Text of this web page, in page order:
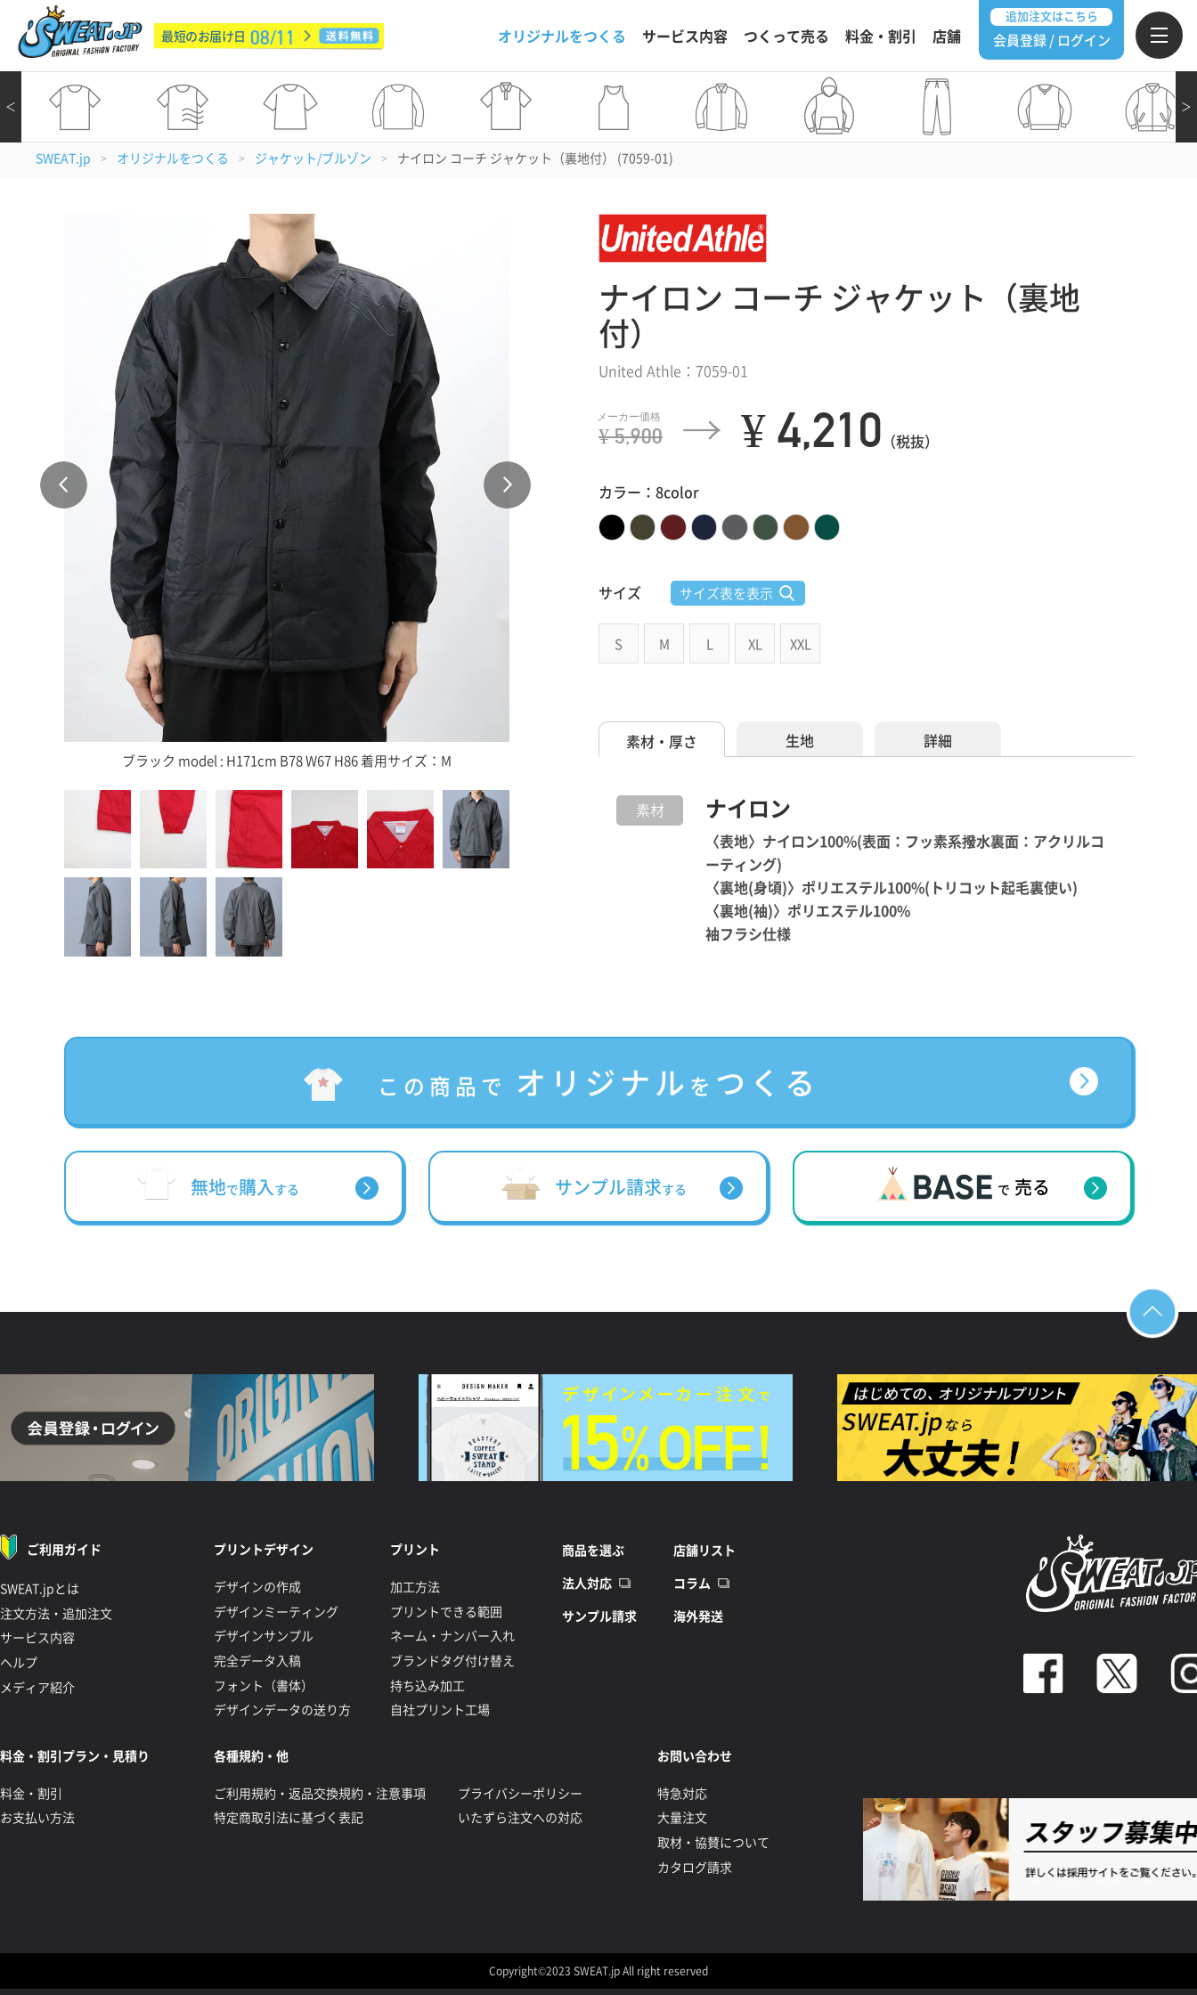
最短のお届け日 08/11 オリジナルをつくる サービス内容 つくって売る 料金・割引 店舗
追加注文はこちら
会員登録 / ログイン
＞
＜
SWEAT.jp > オリジナルをつくる > ジャケット/ブルゾン > ナイロン コーチ ジャケット（裏地付） (7059-01)
ブラック model : H171cm B78 W67 H86 着用サイズ：M
ナイロン コーチ ジャケット（裏地
付）
United Athle：7059-01
¥ 5,900 ¥ 4,210 （税抜）
カラー：8color
サイズ サイズ表を表示
S M L XL XXL
素材・厚さ 生地 詳細
素材 ナイロン
〈表地〉ナイロン100%(表面：フッ素系撥水裏面：アクリルコ
ーティング)
〈裏地(身頃)〉ポリエステル100%(トリコット起毛裏使い)
〈裏地(袖)〉ポリエステル100%
袖フラシ仕様
この商品で オリジナル を つくる
無地で購入 する サンプル請求する で 売る
ご利用ガイド
SWEAT.jpとは
注文方法・追加注文
サービス内容
ヘルプ
メディア紹介
プリントデザイン
デザインの作成
デザインミーティング
デザインサンプル
完全データ入稿
フォント（書体）
デザインデータの送り方
プリント
加工方法
プリントできる範囲
ネーム・ナンバー入れ
ブランドタグ付け替え
持ち込み加工
自社プリント工場
商品を選ぶ
法人対応
サンプル請求
店舗リスト
コラム
海外発送
料金・割引プラン・見積り
料金・割引
お支払い方法
各種規約・他
ご利用規約・返品交換規約・注意事項
特定商取引法に基づく表記
プライバシーポリシー
いたずら注文への対応
お問い合わせ
特急対応
大量注文
取材・協賛について
カタログ請求
Copyright©2023 SWEAT.jp All right reserved